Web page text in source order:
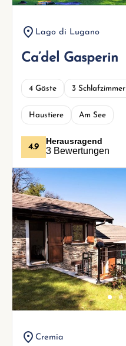
Lago di Lugano
Ca’del Gasperin
4 Gäste 3 Schlafzimmer
Haustiere Am See
4.9
Herausragend
3 Bewertungen
Cremia